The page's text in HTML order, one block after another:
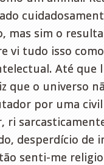
mas sim o
vi tudo isso
Até que
que o universo
por uma
ri
desperdício de
senti-me